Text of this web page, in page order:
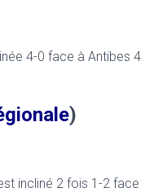
4-0 face à Antibes 4
)
incliné 2 fois 1-2 face